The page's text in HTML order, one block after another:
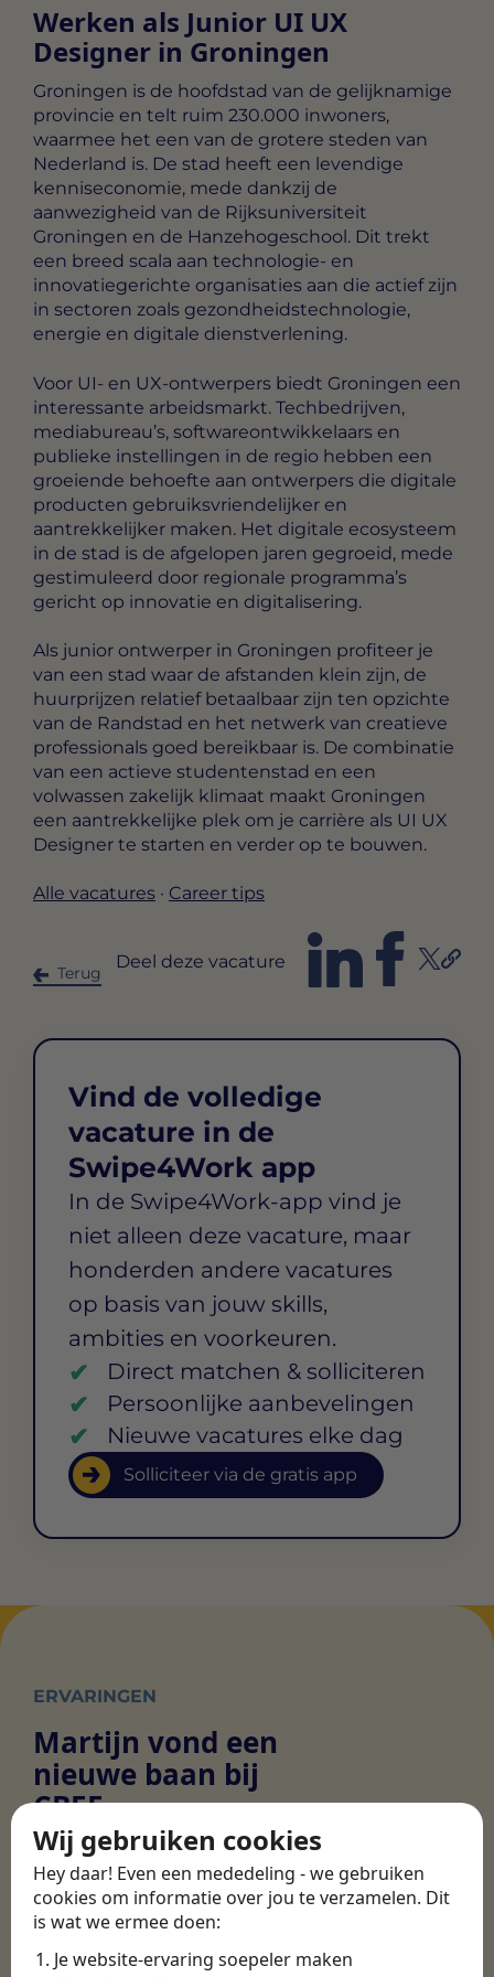
Wij gebruiken cookies
Hey daar! Even een mededeling - we gebruiken
cookies om informatie over jou te verzamelen. Dit
is wat we ermee doen:
Je website-ervaring soepeler maken
Werken als Junior UI UX
Designer in Groningen
Groningen is de hoofdstad van de gelijknamige
provincie en telt ruim 230.000 inwoners,
waarmee het een van de grotere steden van
Nederland is. De stad heeft een levendige
kenniseconomie, mede dankzij de
aanwezigheid van de Rijksuniversiteit
Groningen en de Hanzehogeschool. Dit trekt
een breed scala aan technologie- en
innovatiegerichte organisaties aan die actief zijn
in sectoren zoals gezondheidstechnologie,
energie en digitale dienstverlening.
Voor UI- en UX-ontwerpers biedt Groningen een
interessante arbeidsmarkt. Techbedrijven,
mediabureau’s, softwareontwikkelaars en
publieke instellingen in de regio hebben een
groeiende behoefte aan ontwerpers die digitale
producten gebruiksvriendelijker en
aantrekkelijker maken. Het digitale ecosysteem
in de stad is de afgelopen jaren gegroeid, mede
gestimuleerd door regionale programma’s
gericht op innovatie en digitalisering.
Als junior ontwerper in Groningen profiteer je
van een stad waar de afstanden klein zijn, de
huurprijzen relatief betaalbaar zijn ten opzichte
van de Randstad en het netwerk van creatieve
professionals goed bereikbaar is. De combinatie
van een actieve studentenstad en een
volwassen zakelijk klimaat maakt Groningen
een aantrekkelijke plek om je carrière als UI UX
Designer te starten en verder op te bouwen.
Alle vacatures · Career tips
Terug
Deel deze vacature
Vind de volledige
vacature in de
Swipe4Work app
In de Swipe4Work-app vind je
niet alleen deze vacature, maar
honderden andere vacatures
op basis van jouw skills,
ambities en voorkeuren.
Direct matchen & solliciteren
Persoonlijke aanbevelingen
Nieuwe vacatures elke dag
Solliciteer via de gratis app
ERVARINGEN
Martijn vond een
nieuwe baan bij
CBEE
Door Swipe4Work heb ik op een hele
makkelijke, laagdrempelige manier eigenlijk
een hele leuke nieuwe baan gevonden. Met heel
veel nieuwe uitdagingen!